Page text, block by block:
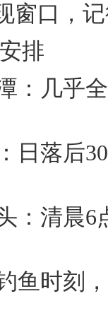
窗口，
排
：几乎
日落后
：清晨6
鱼时刻